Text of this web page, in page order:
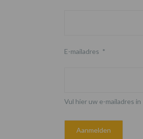
E-mailadres *
Vul hier uw e-mailadres in